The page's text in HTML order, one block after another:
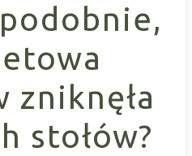
zniknęła
stołów?